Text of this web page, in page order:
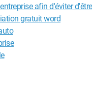
afin d'éviter
gratuit word